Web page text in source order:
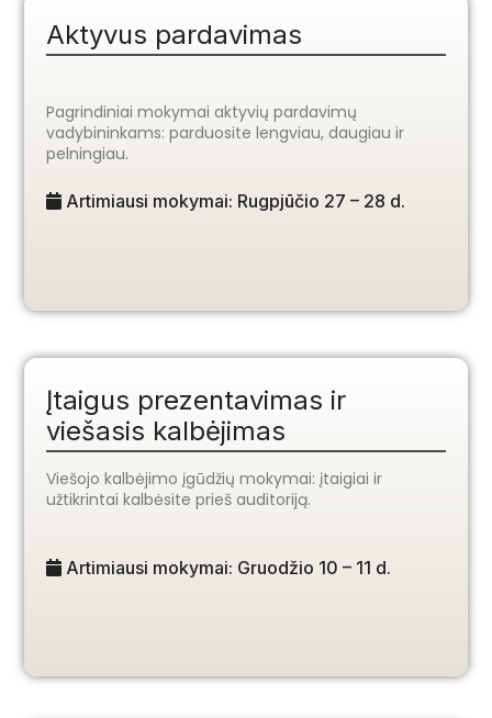
Aktyvus pardavimas
Pagrindiniai mokymai aktyvių pardavimų
vadybininkams: parduosite lengviau, daugiau ir
pelningiau.
Artimiausi mokymai: Rugpjūčio 27 – 28 d.
Įtaigus prezentavimas ir
viešasis kalbėjimas
Viešojo kalbėjimo įgūdžių mokymai: įtaigiai ir
užtikrintai kalbėsite prieš auditoriją.
Artimiausi mokymai: Gruodžio 10 – 11 d.